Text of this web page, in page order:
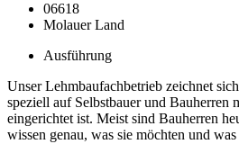
06618
Molauer Land
Ausführung
Unser Lehmbaufachbetrieb zeichnet
speziell auf Selbstbauer und Bauherren
eingerichtet ist. Meist sind Bauherren
wissen genau, was sie möchten und